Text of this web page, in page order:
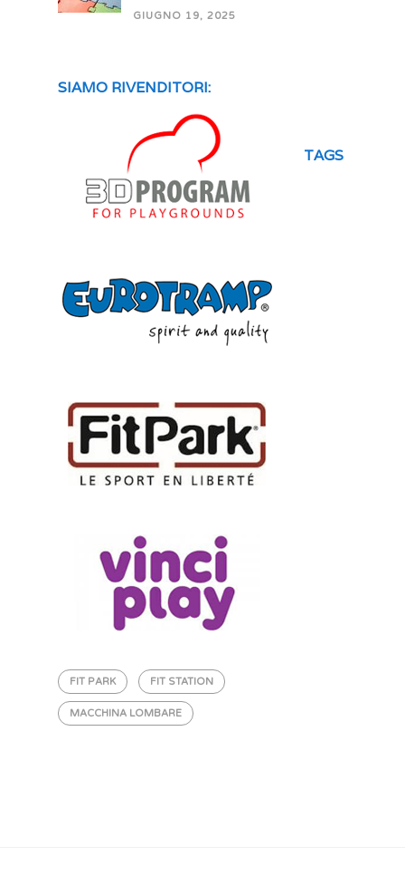
GIUGNO 19, 2025
SIAMO RIVENDITORI:
TAGS
FIT PARK FIT STATION
MACCHINA LOMBARE